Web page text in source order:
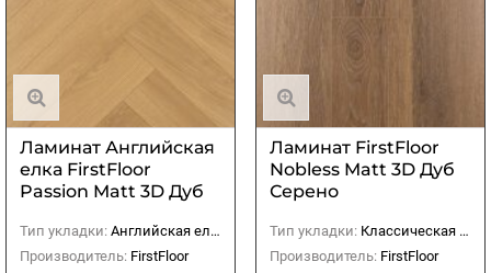
Ламинат Английская
елка FirstFloor
Passion Matt 3D Дуб
Тип укладки: Английская елка
Производитель: FirstFloor
Ламинат FirstFloor
Nobless Matt 3D Дуб
Серено
Тип укладки: Классическая (прямая)
Производитель: FirstFloor